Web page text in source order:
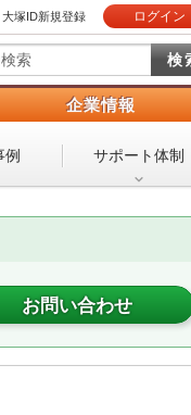
大塚ID新規登録 ログイン
企業情報
例 サポート体制
お問い合わせ